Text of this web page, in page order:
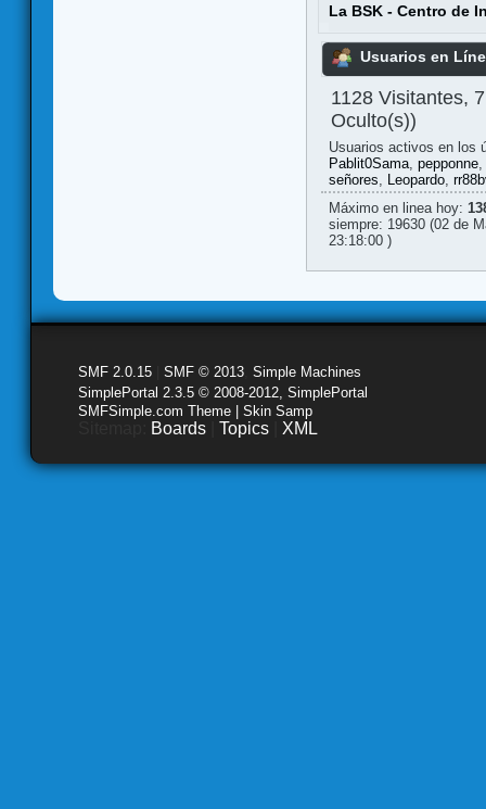
La BSK - Centro de
Usuarios en
1128 Visitantes,
Oculto(s))
Usuarios activos en los
Pablit0Sama, pepponne,
señores, Leopardo,
Máximo en linea hoy:
siempre: 19630 (02 de
23:18:00 )
SMF 2.0.15 SMF © 2013 Simple Machines
SimplePortal 2.3.5 © 2008-2012, SimplePortal
SMFSimple.com Theme | Skin Samp
Boards Topics XML